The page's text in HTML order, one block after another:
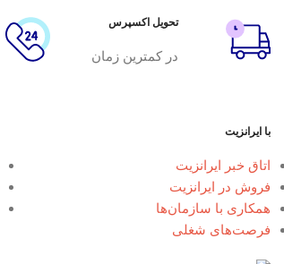
تحویل اکسپرس
در کمترین زمان
با ایرانزیت
اتاق خبر ایرانزیت
فروش در ایرانزیت
همکاری با سازمان‌ها
فرصت‌های شغلی